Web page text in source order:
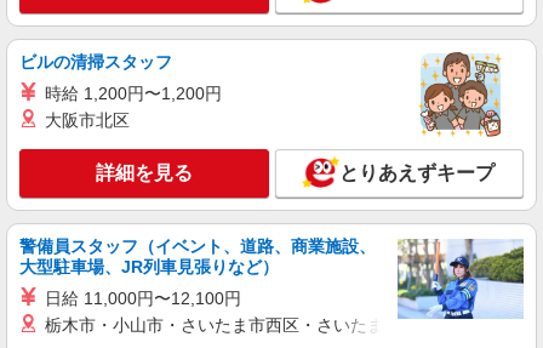
ビルの清掃スタッフ
時給 1,200円〜1,200円
大阪市北区
詳細を見る とりあえずキープ
警備員スタッフ（イベント、道路、商業施設、
大型駐車場、JR列車見張りなど）
日給 11,000円〜12,100円
栃木市・小山市・さいたま市西区・さいたま市岩槻区・久喜市・